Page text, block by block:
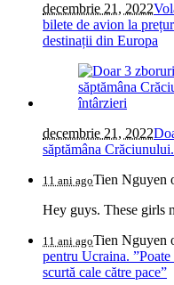
decembrie 21, 2022
bilete de avion la
destinații din Europa
decembrie 21, 2022
săptămâna
11 ani agoTien Nguyen
Hey guys. These girls
11 ani agoTien Nguyen
pentru Ucraina.
scurtă cale către pace”